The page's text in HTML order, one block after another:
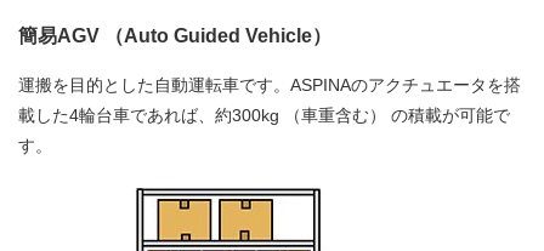
簡易AGV （Auto Guided Vehicle）
運搬を目的とした自動運転車です。ASPINAのアクチュエータを搭
載した4輪台車であれば、約300kg （車重含む） の積載が可能で
す。